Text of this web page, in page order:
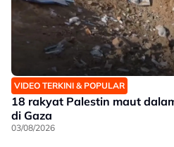
VIDEO TERKINI & POPULAR
18 rakyat Palestin maut
di Gaza
03/08/2026